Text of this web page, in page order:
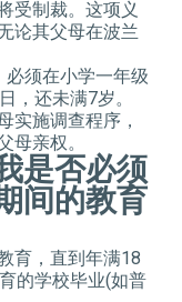
受制裁。这项义
论其父母在波兰
必须在小学一年级
，还未满7岁。
实施调查程序，
母亲权。
是否必须
间的教育
育，直到年满18
的学校毕业(如普